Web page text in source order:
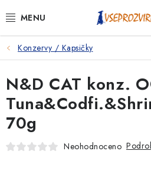
na
PSI
KOČKY
KONĚ
ANTIPARAZITIKA
Konzervy / Kapsičky
N&D CAT konz.
70g
Neohodnoceno